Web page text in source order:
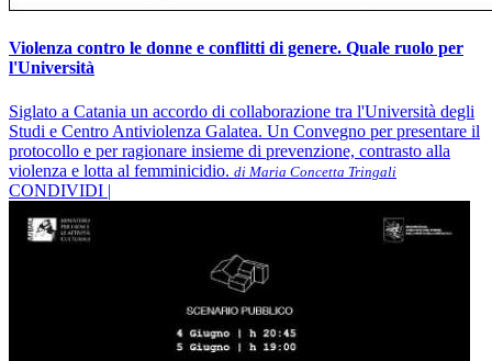
Violenza contro le donne e conflitti di genere. Quale ruolo per
l'Università
Siglato a Catania un accordo di collaborazione tra l'Università degli
Studi e Centro Antiviolenza Galatea. Un Convegno per presentare il
protocollo e per ragionare insieme di prevenzione, contrasto alla
violenza e lotta al femminicidio. di Maria Concetta Tringali
CONDIVIDI |